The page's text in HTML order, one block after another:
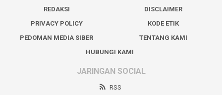
REDAKSI
DISCLAIMER
PRIVACY POLICY
KODE ETIK
PEDOMAN MEDIA SIBER
TENTANG KAMI
HUBUNGI KAMI
JARINGAN SOCIAL
RSS